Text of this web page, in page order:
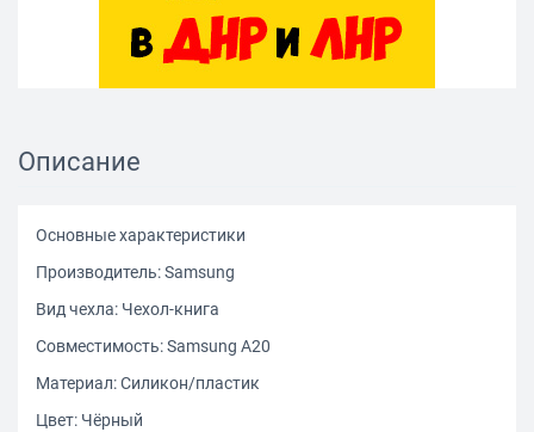
Описание
Основные характеристики
Производитель: Samsung
Вид чехла: Чехол-книга
Совместимость: Samsung A20
Материал: Силикон/пластик
Цвет: Чёрный